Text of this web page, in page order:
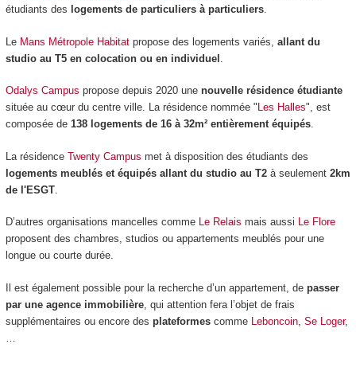
étudiants des logements de particuliers à particuliers.
Le Mans Métropole Habitatpropose des logements variés, allant du
studio au T5 en colocation ou en individuel
Odalys Campus propose depuis 2020 une nouvelle résidence étudiante
située au cœur du centre ville. La résidence nommée " Les Halles", est
composée de 138 logements de 16 à 32m² entièrement équipés.
La résidence Twenty Campus met à disposition des étudiants des
logements meublés et équipés allant du studio au T2à seulement 2km
de l'ESGT.
D’autres organisations mancelles comme Le Relais mais aussi Le Flore
proposent des chambres, studios ou appartements meublés pour une
longue ou courte durée.
Il est également possible pour la recherche d’un appartement, de passer
par une agence immobilière, qui attention fera l’objet de frais
supplémentaires ou encore des plateformescomme Leboncoin, Se Loger,